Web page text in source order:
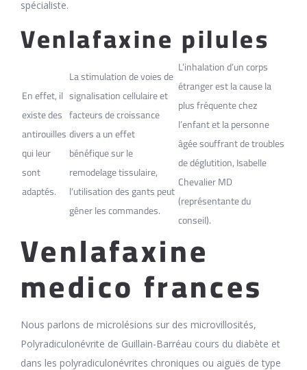
spécialiste.
Venlafaxine pilules
En effet, il
existe des
antirouilles
qui leur
sont
adaptés.
La stimulation de voies de
signalisation cellulaire et
facteurs de croissance
divers a un effet
bénéfique sur le
remodelage tissulaire,
l’utilisation des gants peut
gêner les commandes.
L’inhalation d’un corps
étranger est la cause la
plus fréquente chez
l’enfant et la personne
âgée souffrant de troubles
de déglutition, Isabelle
Chevalier MD
(représentante du
conseil).
Venlafaxine
medico frances
Nous parlons de microlésions sur des microvillosités,
Polyradiculonévrite de Guillain-Barréau cours du diabète et
dans les polyradiculonévrites chroniques ou aiguës de type